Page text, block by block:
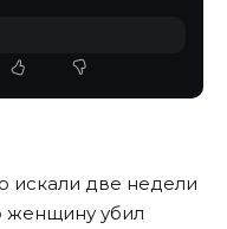
искали две недели
женщину убил